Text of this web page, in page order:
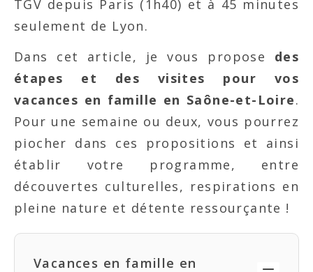
TGV depuis Paris (1h40) et à 45 minutes
seulement de Lyon.
Dans cet article, je vous propose des
étapes et des visites pour vos
vacances en famille en Saône-et-Loire.
Pour une semaine ou deux, vous pourrez
piocher dans ces propositions et ainsi
établir votre programme, entre
découvertes culturelles, respirations en
pleine nature et détente ressourçante !
Vacances en famille en